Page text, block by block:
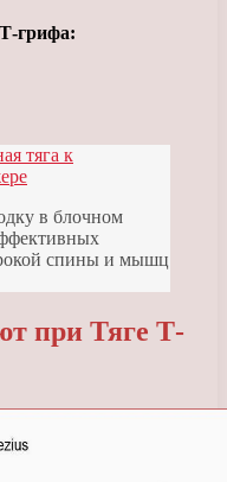
грифа:
тяга к
в блочном
спины и мышц
при Тяге Т-